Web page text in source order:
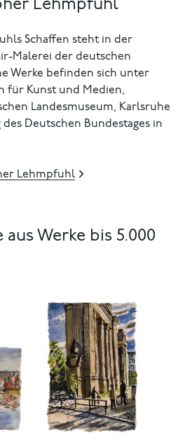
Lehmpfuhl
Schaffen steht in der
Malerei der deutschen
Werke befinden sich unter
für Kunst und Medien,
Landesmuseum, Karlsruhe
Deutschen Bundestages in
Lehmpfuhl
Werke bis 5.000